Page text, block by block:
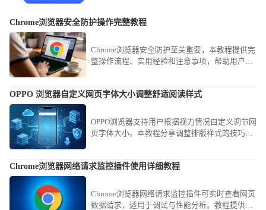
Chrome浏览器安全防护操作完整教程
Chrome浏览器安全防护至关重要，本教程提供完
整操作流程、实用经验和注意事项，帮助用户有
OPPO 浏览器自定义网页字体大小调整舒适阅读样式
OPPO浏览器支持用户根据视力情况自定义调节网
页字体大小。本教程分享调整排版样式的技巧，
读视觉体验。
Chrome浏览器网络请求监控插件使用详细教程
Chrome浏览器网络请求监控插件可实时查看网页
数据请求，适用于调试与性能分析。教程提供安